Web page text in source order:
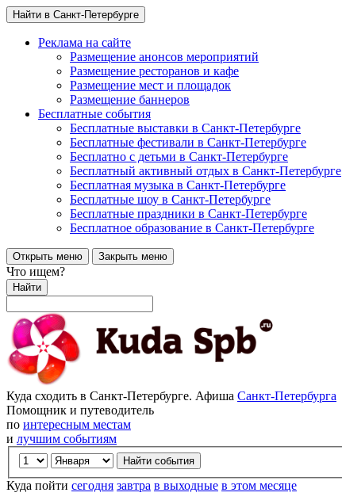
Найти в Санкт-Петербурге
Реклама на сайте
Размещение анонсов мероприятий
Размещение ресторанов и кафе
Размещение мест и площадок
Размещение баннеров
Бесплатные события
Бесплатные выставки в Санкт-Петербурге
Бесплатные фестивали в Санкт-Петербурге
Бесплатно с детьми в Санкт-Петербурге
Бесплатный активный отдых в Санкт-Петербурге
Бесплатная музыка в Санкт-Петербурге
Бесплатные шоу в Санкт-Петербурге
Бесплатные праздники в Санкт-Петербурге
Бесплатное образование в Санкт-Петербурге
Открыть меню Закрыть меню
Что ищем?
Найти
Куда сходить в Санкт-Петербурге. Афиша Санкт-Петербурга
Помощник и путеводитель
по интересным местам
и лучшим событиям
Куда пойти сегодня завтра в выходные в этом месяце